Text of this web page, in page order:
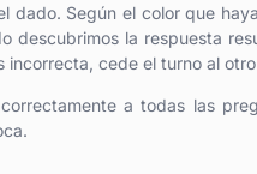
Según el color que
la respuesta
cede el turno al
a todas las